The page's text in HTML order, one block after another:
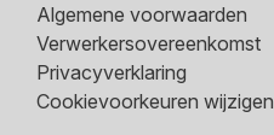
Algemene voorwaarden
Verwerkersovereenkomst
Privacyverklaring
Cookievoorkeuren wijzigen